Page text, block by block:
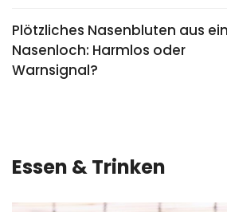
Plötzliches Nasenbluten aus
Nasenloch: Harmlos oder
Warnsignal?
Essen & Trinken